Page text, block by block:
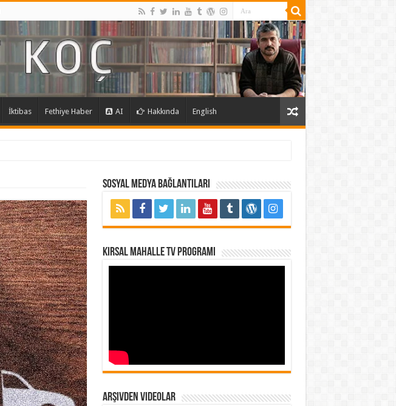
İktibas Fethiye Haber AI Hakkında English
Sosyal Medya Bağlantıları
Kırsal Mahalle TV Programı
Arşivden Videolar